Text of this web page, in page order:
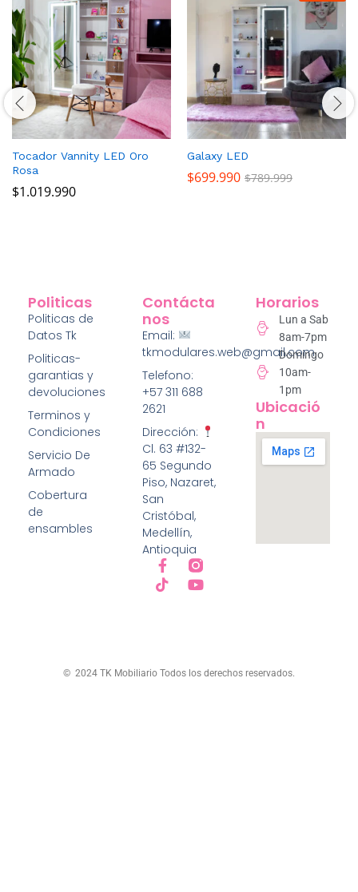
Tocador Vannity LED Oro
Rosa
$1.019.990
Galaxy LED
$699.990 $789.999
Politicas
Politicas de
Datos Tk
Politicas-
garantias y
devoluciones
Terminos y
Condiciones
Servicio De
Armado
Cobertura
de
ensambles
Contácta
Nos
Email:
tkmodulares.web@gmail.com
Telefono:
+57 311 688
2621
Dirección:
Cl. 63 #132-
65 Segundo
Piso, Nazaret,
San
Cristóbal,
Medellín,
Antioquia
Horarios
Lun a Sab
8am-7pm
Domingo
10am-
1pm
Ubicació
N
© 2024 TK Mobiliario Todos los derechos reservados.